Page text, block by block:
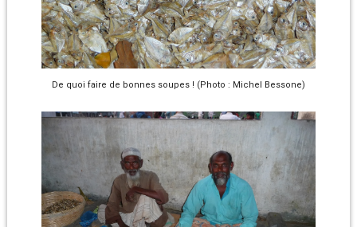
De quoi faire de bonnes soupes ! (Photo : Michel Bessone)